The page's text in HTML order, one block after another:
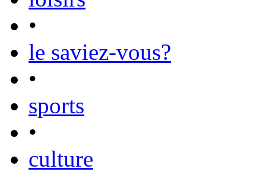
•
le saviez-vous?
•
sports
•
culture